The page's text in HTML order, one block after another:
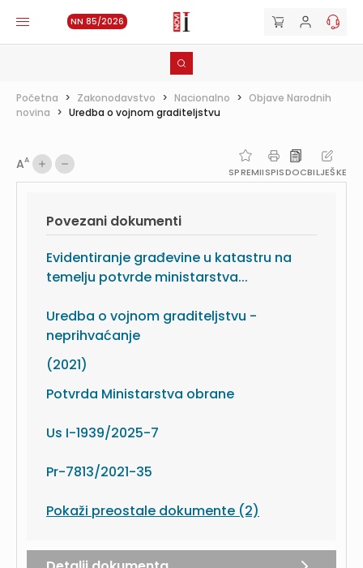
NN 85/2026
Početna > Zakonodavstvo > Nacionalno > Objave Narodnih
novina > Uredba o vojnom graditeljstvu
AA
SPREMIISPISDOCBILJEŠKE
Povezani dokumenti
Evidentiranje građevine u katastru na
temelju potvrde ministarstva...
Uredba o vojnom graditeljstvu -
neprihvaćanje
(2021)
Potvrda Ministarstva obrane
Us I-1939/2025-7
Pr-7813/2021-35
Pokaži preostale dokumente (2)